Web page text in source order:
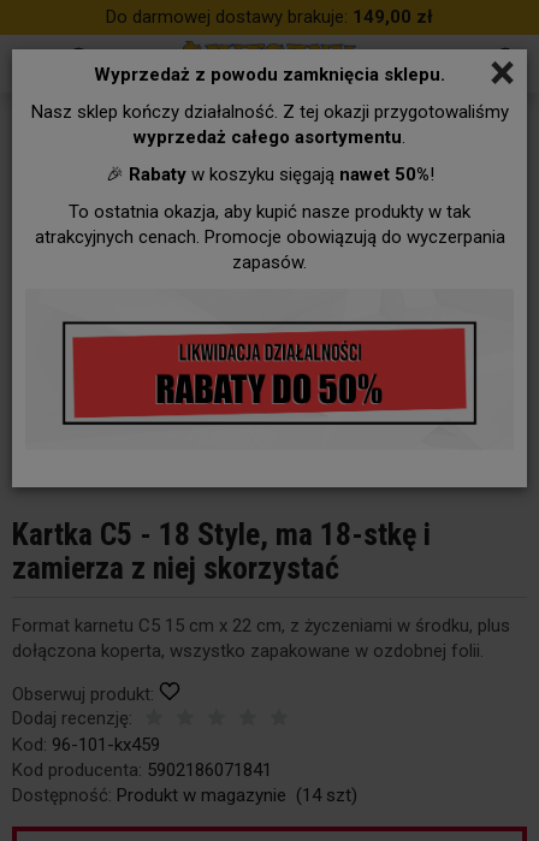
×
Wyprzedaż z powodu zamknięcia sklepu.
Nasz sklep kończy działalność. Z tej okazji przygotowaliśmy
wyprzedaż całego asortymentu.
🎉 Rabatyw koszyku sięgają nawet 50%!
To ostatnia okazja, aby kupić nasze produkty w tak
atrakcyjnych cenach. Promocje obowiązują do wyczerpania
zapasów.
Do darmowej dostawy brakuje: 149,00 zł
Kartka C5 - 18 Style, ma 18-stkę i
zamierza z niej skorzystać
Format karnetu C5 15 cm x 22 cm, z życzeniami w środku, plus
dołączona koperta, wszystko zapakowane w ozdobnej folii.
Obserwuj produkt:
Dodaj recenzję:
Kod: 96-101-kx459
Kod producenta: 5902186071841
Dostępność: Produkt w magazynie (14szt)